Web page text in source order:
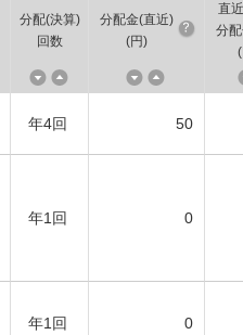
分配(決算)
回数
分配金(直近)
(円)
直
分
年4回 50
年1回 0
年1回 0